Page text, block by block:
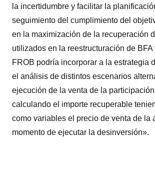
la incertidumbre y facilitar la
seguimiento del cumplimiento del
en la maximización de la recuperación
utilizados en la reestructuración de BFA
FROB podría incorporar a la estrategia
el análisis de distintos escenarios
ejecución de la venta de la
calculando el importe recuperable
como variables el precio de venta de la
momento de ejecutar la desinversión».